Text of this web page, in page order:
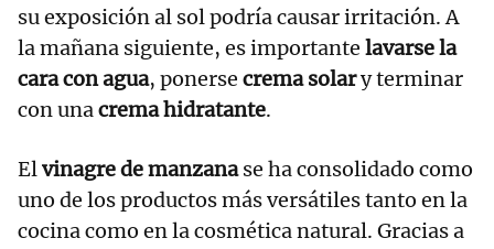
su exposición al sol podría causar irritación. A
la mañana siguiente, es importante lavarse la
cara con agua, ponerse crema solary terminar
con una crema hidratante.
El vinagre de manzanase ha consolidado como
uno de los productos más versátiles tanto en la
cocina como en la cosmética natural. Gracias a